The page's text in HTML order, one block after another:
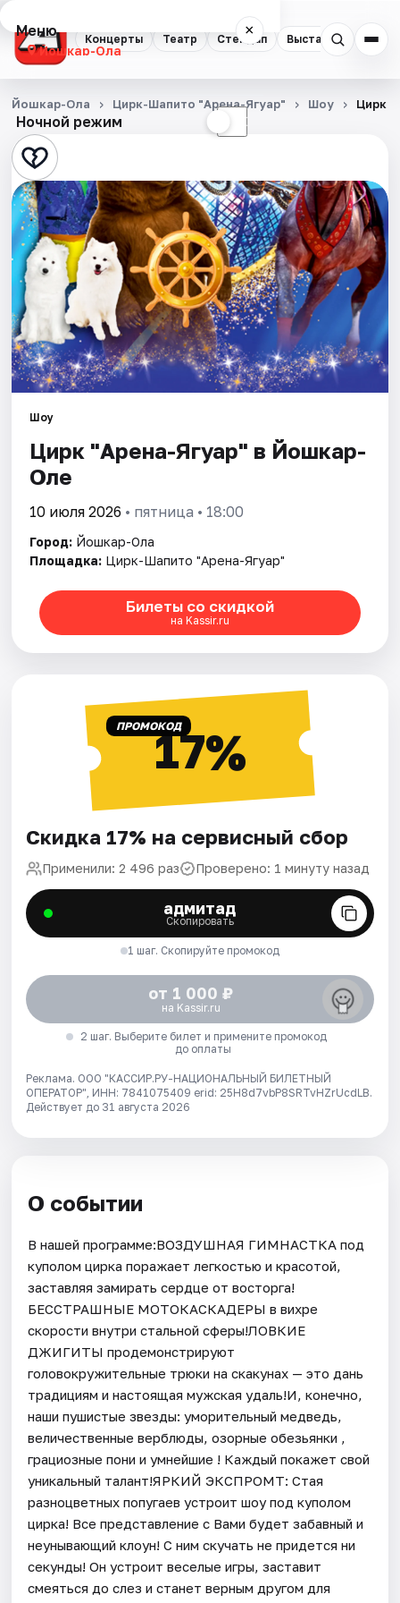
Концерты Театр Стендап Выставки
Меню ×
Йошкар-Ола
Концерты
Театр
Стендап
Выставки
Квесты
Экскурсии
События
Площадки
Артисты
Ночной режим ☾
Йошкар-Ола Цирк-Шапито "Арена-Ягуар" Шоу Цирк
Шоу
Цирк "Арена-Ягуар" в Йошкар-
Оле
10 июля 2026 • пятница • 18:00
Город: Йошкар-Ола
Площадка: Цирк-Шапито "Арена-Ягуар"
Билеты со скидкой
на Kassir.ru
ПРОМОКОД17%
Скидка 17% на сервисный сбор
Применили: 2 496 раз Проверено: 1 минуту назад
адмитад
Скопировать
1 шаг. Скопируйте промокод
от 1 000 ₽
на Kassir.ru
2 шаг. Выберите билет и примените промокод
до оплаты
Реклама. ООО "КАССИР.РУ-НАЦИОНАЛЬНЫЙ БИЛЕТНЫЙ
ОПЕРАТОР", ИНН: 7841075409 erid: 25H8d7vbP8SRTvHZrUcdLB.
Действует до 31 августа 2026
О событии
В нашей программе:ВОЗДУШНАЯ ГИМНАСТКА под
куполом цирка поражает легкостью и красотой,
заставляя замирать сердце от восторга!
БЕССТРАШНЫЕ МОТОКАСКАДЕРЫ в вихре
скорости внутри стальной сферы!ЛОВКИЕ
ДЖИГИТЫ продемонстрируют
головокружительные трюки на скакунах — это дань
традициям и настоящая мужская удаль!И, конечно,
наши пушистые звезды: уморительный медведь,
величественные верблюды, озорные обезьянки ,
грациозные пони и умнейшие ! Каждый покажет свой
уникальный талант!ЯРКИЙ ЭКСПРОМТ: Стая
разноцветных попугаев устроит шоу под куполом
цирка! Все представление с Вами будет забавный и
неунывающий клоун! С ним скучать не придется ни
секунды! Он устроит веселые игры, заставит
смеяться до слез и станет верным другом для